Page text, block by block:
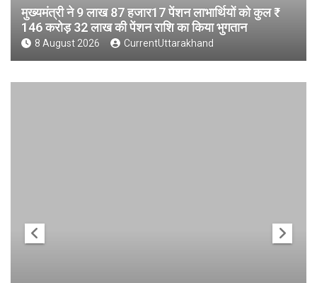
मुख्यमंत्री ने 9 लाख 87 हजार17 पेंशन लाभार्थियों को कुल ₹
146 करोड़ 32 लाख की पेंशन राशि का किया भुगतान
8 August 2026 CurrentUttarakhand